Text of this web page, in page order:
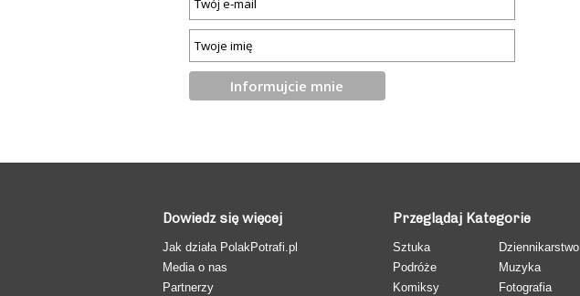
Dowiedz się więcej
Jak działa PolakPotrafi.pl
Media o nas
Partnerzy
Przeglądaj Kategorie
Sztuka
Podróże
Komiksy
Dziennikarstwo
Muzyka
Fotografia